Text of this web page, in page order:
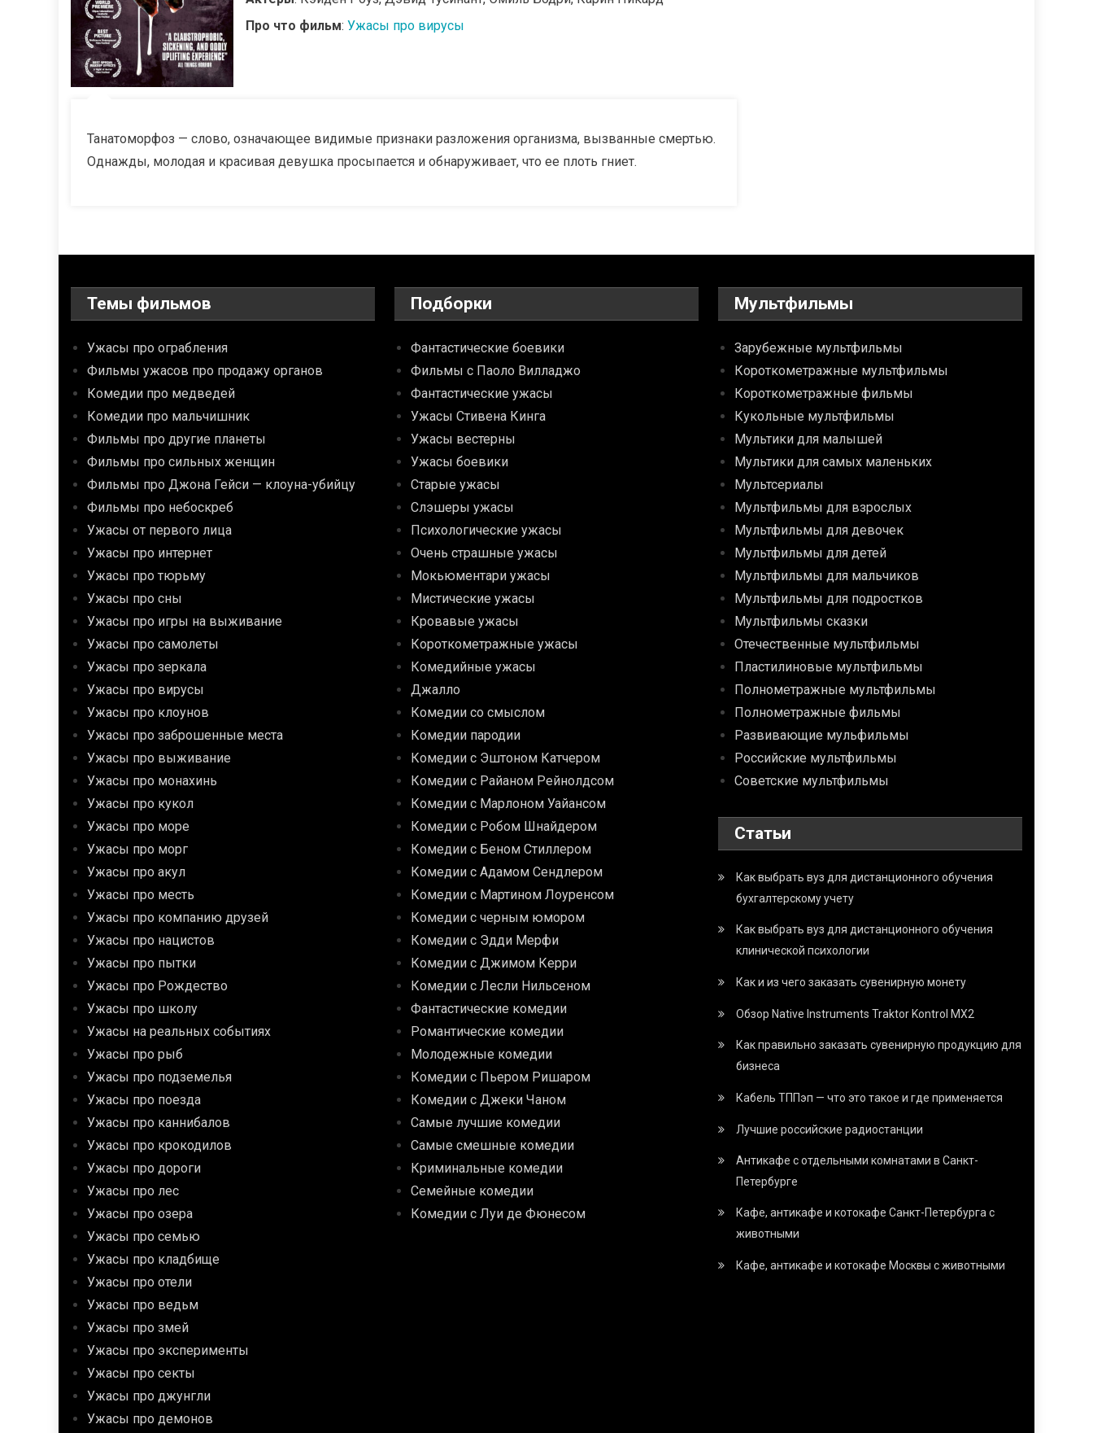
Про что фильм: Ужасы про вирусы
Танатоморфоз — слово, означающее видимые признаки разложения организма, вызванные смертью.
Однажды, молодая и красивая девушка просыпается и обнаруживает, что ее плоть гниет.
Темы фильмов
Ужасы про ограбления
Фильмы ужасов про продажу органов
Комедии про медведей
Комедии про мальчишник
Фильмы про другие планеты
Фильмы про сильных женщин
Фильмы про Джона Гейси — клоуна-убийцу
Фильмы про небоскреб
Ужасы от первого лица
Ужасы про интернет
Ужасы про тюрьму
Ужасы про сны
Ужасы про игры на выживание
Ужасы про самолеты
Ужасы про зеркала
Ужасы про вирусы
Ужасы про клоунов
Ужасы про заброшенные места
Ужасы про выживание
Ужасы про монахинь
Ужасы про кукол
Ужасы про море
Ужасы про морг
Ужасы про акул
Ужасы про месть
Ужасы про компанию друзей
Ужасы про нацистов
Ужасы про пытки
Ужасы про Рождество
Ужасы про школу
Ужасы на реальных событиях
Ужасы про рыб
Ужасы про подземелья
Ужасы про поезда
Ужасы про каннибалов
Ужасы про крокодилов
Ужасы про дороги
Ужасы про лес
Ужасы про озера
Ужасы про семью
Ужасы про кладбище
Ужасы про отели
Ужасы про ведьм
Ужасы про змей
Ужасы про эксперименты
Ужасы про секты
Ужасы про джунгли
Ужасы про демонов
Подборки
Фантастические боевики
Фильмы с Паоло Вилладжо
Фантастические ужасы
Ужасы Стивена Кинга
Ужасы вестерны
Ужасы боевики
Старые ужасы
Слэшеры ужасы
Психологические ужасы
Очень страшные ужасы
Мокьюментари ужасы
Мистические ужасы
Кровавые ужасы
Короткометражные ужасы
Комедийные ужасы
Джалло
Комедии со смыслом
Комедии пародии
Комедии с Эштоном Катчером
Комедии с Райаном Рейнолдсом
Комедии с Марлоном Уайансом
Комедии с Робом Шнайдером
Комедии с Беном Стиллером
Комедии с Адамом Сендлером
Комедии с Мартином Лоуренсом
Комедии с черным юмором
Комедии с Эдди Мерфи
Комедии с Джимом Керри
Комедии с Лесли Нильсеном
Фантастические комедии
Романтические комедии
Молодежные комедии
Комедии с Пьером Ришаром
Комедии с Джеки Чаном
Самые лучшие комедии
Самые смешные комедии
Криминальные комедии
Семейные комедии
Комедии с Луи де Фюнесом
Мультфильмы
Зарубежные мультфильмы
Короткометражные мультфильмы
Короткометражные фильмы
Кукольные мультфильмы
Мультики для малышей
Мультики для самых маленьких
Мультсериалы
Мультфильмы для взрослых
Мультфильмы для девочек
Мультфильмы для детей
Мультфильмы для мальчиков
Мультфильмы для подростков
Мультфильмы сказки
Отечественные мультфильмы
Пластилиновые мультфильмы
Полнометражные мультфильмы
Полнометражные фильмы
Развивающие мульфильмы
Российские мультфильмы
Советские мультфильмы
Статьи
Как выбрать вуз для дистанционного обучения
бухгалтерскому учету
Как выбрать вуз для дистанционного обучения
клинической психологии
Как и из чего заказать сувенирную монету
Обзор Native Instruments Traktor Kontrol MX2
Как правильно заказать сувенирную продукцию для
бизнеса
Кабель ТППэп — что это такое и где применяется
Лучшие российские радиостанции
Антикафе с отдельными комнатами в Санкт-
Петербурге
Кафе, антикафе и котокафе Санкт-Петербурга с
животными
Кафе, антикафе и котокафе Москвы с животными